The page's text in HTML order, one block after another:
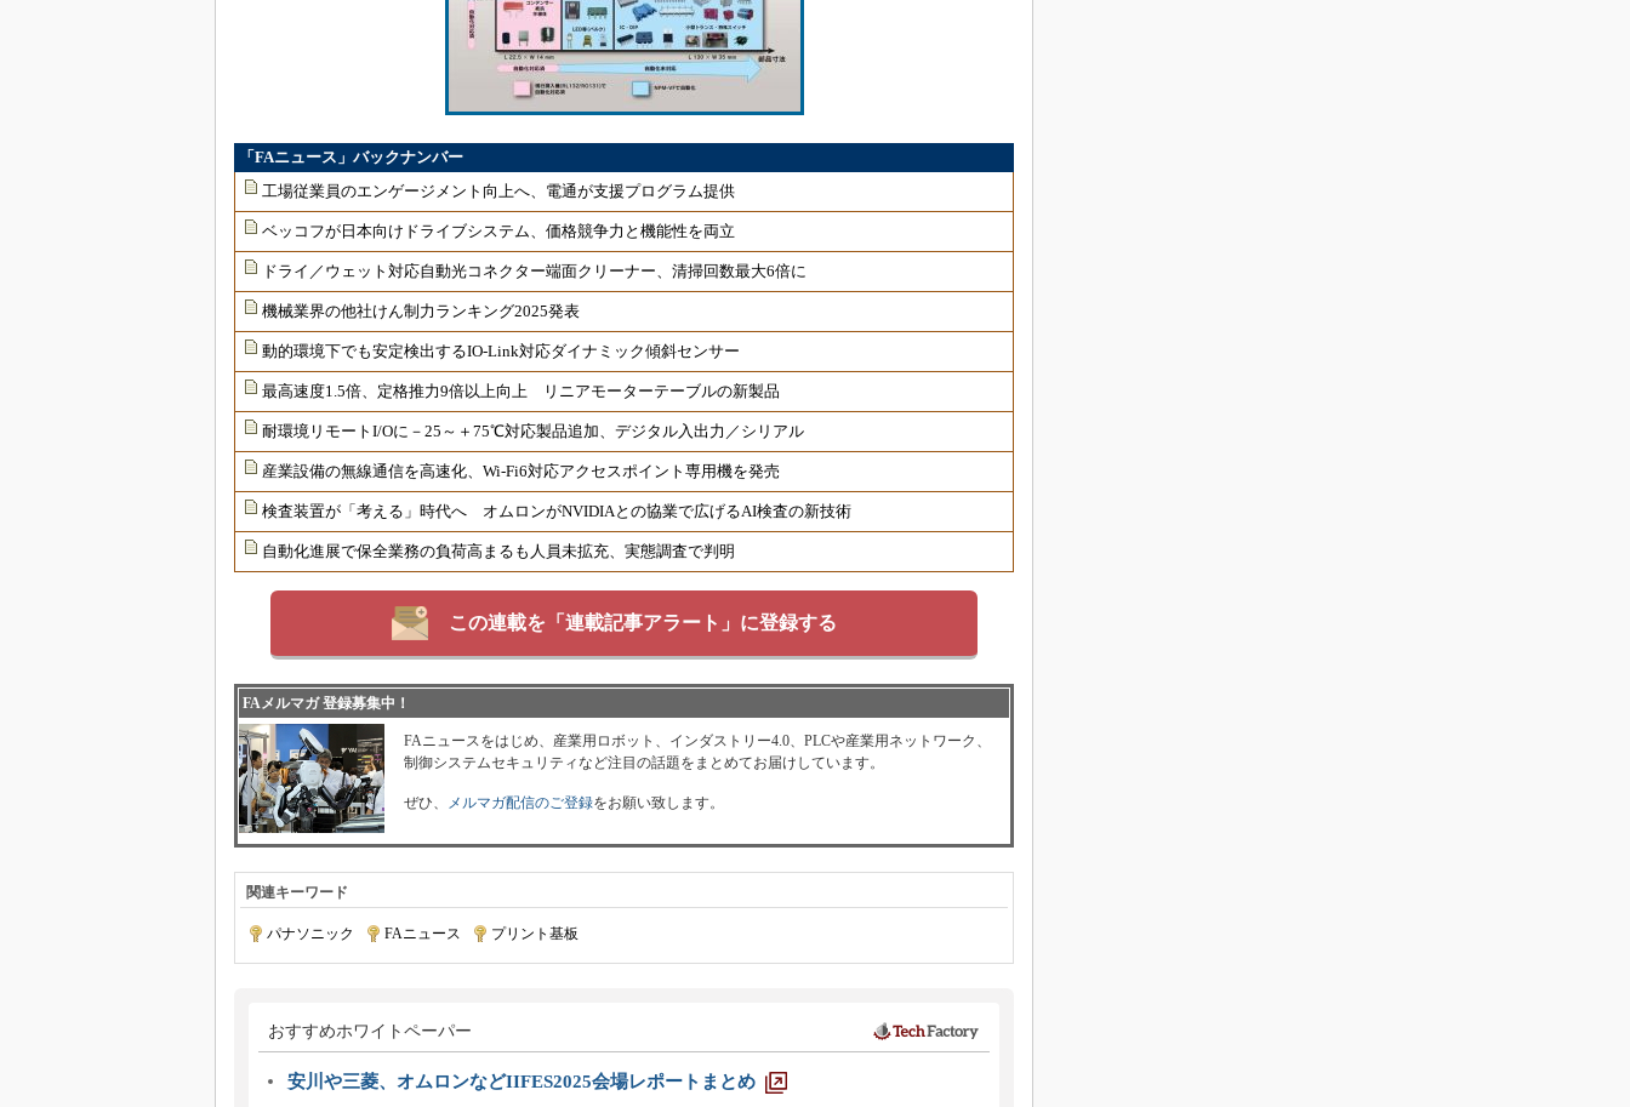
「FAニュース」バックナンバー
工場従業員のエンゲージメント向上へ、電通が支援プログラム提供
ベッコフが日本向けドライブシステム、価格競争力と機能性を両立
ドライ／ウェット対応自動光コネクター端面クリーナー、清掃回数最大6倍に
機械業界の他社けん制力ランキング2025発表
動的環境下でも安定検出するIO-Link対応ダイナミック傾斜センサー
最高速度1.5倍、定格推力9倍以上向上 リニアモーターテーブルの新製品
耐環境リモートI/Oに－25～＋75℃対応製品追加、デジタル入出力／シリアル
産業設備の無線通信を高速化、Wi-Fi6対応アクセスポイント専用機を発売
検査装置が「考える」時代へ オムロンがNVIDIAとの協業で広げるAI検査の新技術
自動化進展で保全業務の負荷高まるも人員未拡充、実態調査で判明
この連載を「連載記事アラート」に登録する
FAメルマガ 登録募集中！
FAニュースをはじめ、産業用ロボット、インダストリー4.0、PLCや産業用ネットワーク、
制御システムセキュリティなど注目の話題をまとめてお届けしています。
ぜひ、 メルマガ配信のご登録をお願い致します。
関連キーワード
パナソニック FAニュース プリント基板
おすすめホワイトペーパー
安川や三菱、オムロンなどIIFES2025会場レポートまとめ